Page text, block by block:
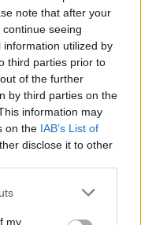
note that after your
seeing
utilized by
third parties prior to
of the further
by third parties on the
information may
on the IAB’s List of
disclose it to other
my
Google News και
στο
YouTube